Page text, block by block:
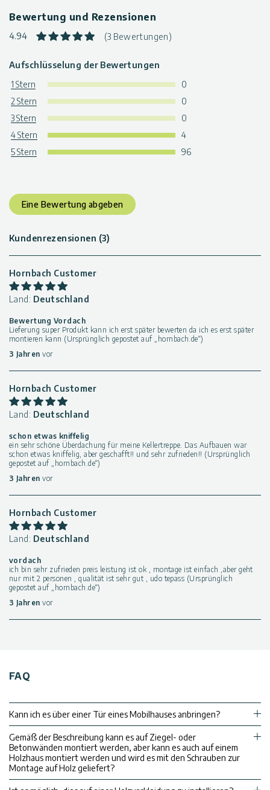
Bewertung und Rezensionen
4.94 (3 Bewertungen)
Aufschlüsselung der Bewertungen
1 Stern
0
2 Stern
0
3 Stern
0
4 Stern
4
5 Stern
96
Eine Bewertung abgeben
Kundenrezensionen (3)
Hornbach Customer
Land: Deutschland
Bewertung Vordach
Lieferung super Produkt kann ich erst später bewerten da ich es erst später
montieren kann (Ursprünglich gepostet auf „hornbach.de“)
3 Jahren vor
Hornbach Customer
Land: Deutschland
schon etwas kniffelig
ein sehr schöne Überdachung für meine Kellertreppe. Das Aufbauen war
schon etwas kniffelig, aber geschafft!! und sehr zufrieden!! (Ursprünglich
gepostet auf „hornbach.de“)
3 Jahren vor
Hornbach Customer
Land: Deutschland
vordach
ich bin sehr zufrieden preis leistung ist ok , montage ist einfach ,aber geht
nur mit 2 personen , qualität ist sehr gut , udo tepass (Ursprünglich
gepostet auf „hornbach.de“)
3 Jahren vor
FAQ
Kann ich es über einer Tür eines Mobilhauses anbringen?
Gemäß der Beschreibung kann es auf Ziegel- oder
Betonwänden montiert werden, aber kann es auch auf einem
Holzhaus montiert werden und wird es mit den Schrauben zur
Montage auf Holz geliefert?